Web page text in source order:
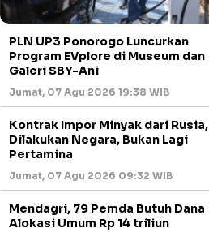
PLN UP3 Ponorogo Luncurkan
Program EVplore di Museum dan
Galeri SBY-Ani
Jumat, 07 Agu 2026 19:38 WIB
Kontrak Impor Minyak dari Rusia,
Dilakukan Negara, Bukan Lagi
Pertamina
Jumat, 07 Agu 2026 09:32 WIB
Mendagri, 79 Pemda Butuh Dana
Alokasi Umum Rp 14 triliun